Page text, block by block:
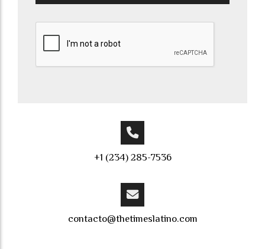
+1 (234) 285-7536
contacto@thetimeslatino.com